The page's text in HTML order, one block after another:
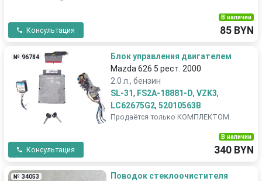
Консультация
В наличии
85 BYN
№ 96784
Блок управления двигателем
Mazda 626 5 рест. 2000
2.0 л., бензин
SL-31, FS2A-18881-D, VZK3,
LC62675G2, 52010563B
Продаётся только КОМПЛЕКТОМ.
Консультация
В наличии
340 BYN
№ 34053
Поводок стеклоочистителя